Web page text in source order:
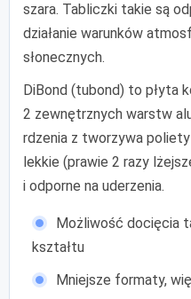
szara. Tabliczki takie są
działanie warunków
słonecznych.
DiBond (tubond) to płyta
2 zewnętrznych warstw
rdzenia z tworzywa
lekkie (prawie 2 razy
i odporne na uderzenia.
Możliwość docięcia
kształtu
Mniejsze formaty,